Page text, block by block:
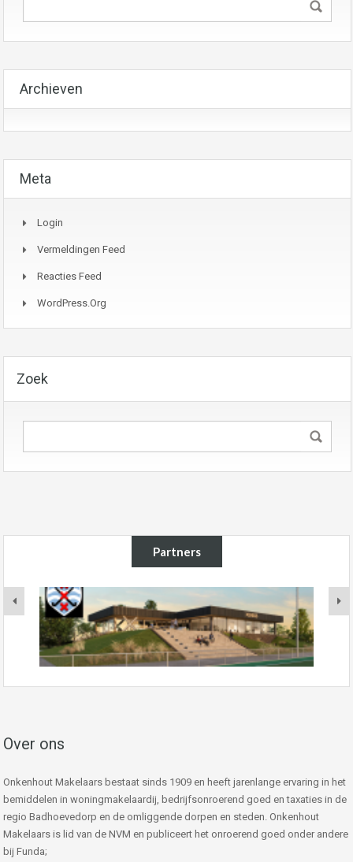
Archieven
Meta
Login
Vermeldingen Feed
Reacties Feed
WordPress.org
Zoek
Partners
Over ons
Onkenhout Makelaars bestaat sinds 1909 en heeft jarenlange ervaring in het
bemiddelen in woningmakelaardij, bedrijfsonroerend goed en taxaties in de
regio Badhoevedorp en de omliggende dorpen en steden. Onkenhout
Makelaars is lid van de NVM en publiceert het onroerend goed onder andere
bij Funda;